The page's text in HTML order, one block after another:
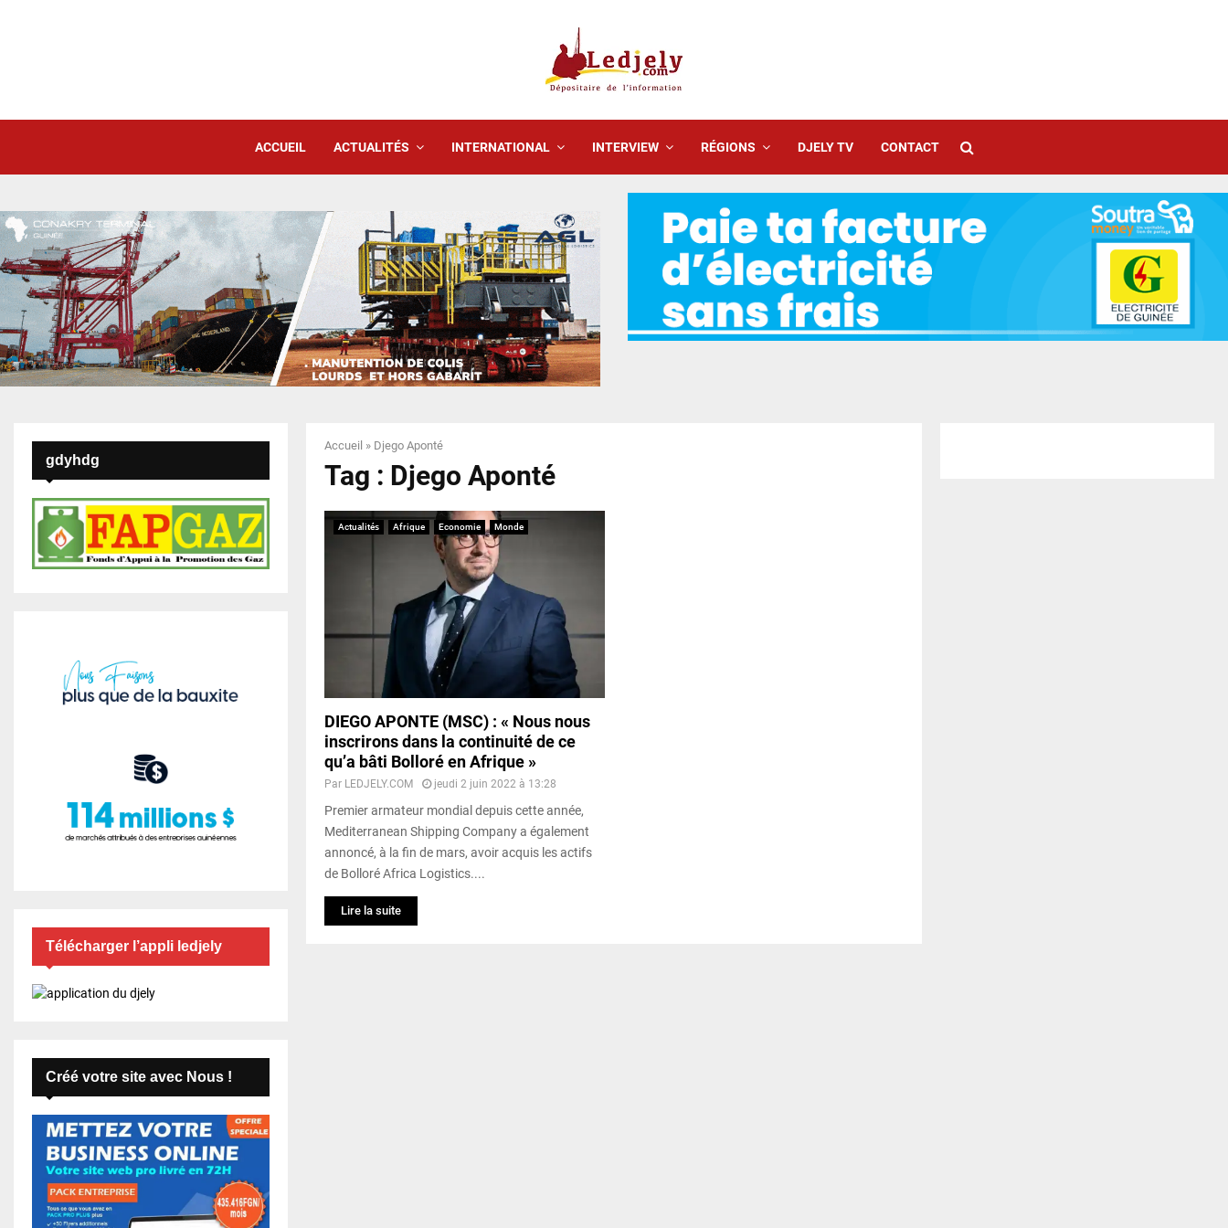
ACCUEIL ACTUALITÉS INTERNATIONAL INTERVIEW RÉGIONS DJELY TV CONTACT
Accueil » Djego Aponté
Tag : Djego Aponté
Actualités Afrique Economie Monde
DIEGO APONTE (MSC) : « Nous nous
inscrirons dans la continuité de ce
qu’a bâti Bolloré en Afrique »
Par LEDJELY.COM jeudi 2 juin 2022 à 13:28
Premier armateur mondial depuis cette année,
Mediterranean Shipping Company a également
annoncé, à la fin de mars, avoir acquis les actifs
de Bolloré Africa Logistics....
Lire la suite
gdyhdg
Télécharger l’appli ledjely
Créé votre site avec Nous !